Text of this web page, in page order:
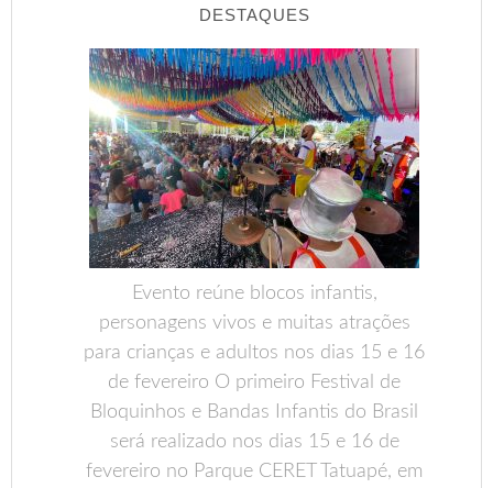
DESTAQUES
Evento reúne blocos infantis,
personagens vivos e muitas atrações
para crianças e adultos nos dias 15 e 16
de fevereiro O primeiro Festival de
Bloquinhos e Bandas Infantis do Brasil
será realizado nos dias 15 e 16 de
fevereiro no Parque CERET Tatuapé, em